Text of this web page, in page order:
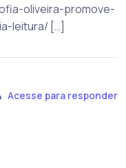
oliveira-promove-
leitura/ […]
Acesse para responder